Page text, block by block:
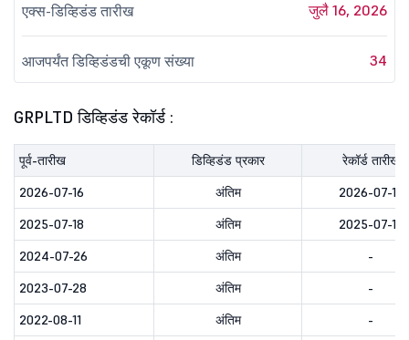
एक्स-डिव्हिडंड तारीख जुलै 16, 2026
आजपर्यंत डिव्हिडंडची एकूण संख्या 34
GRPLTD डिव्हिडंड रेकॉर्ड :
पूर्व-तारीख डिव्हिडंड प्रकार
रेकॉर्ड तारीख
2026-07-16
अंतिम
2026-07-16
2025-07-18
अंतिम
2025-07-18
2024-07-26
अंतिम
-
2023-07-28
अंतिम
-
2022-08-11
अंतिम
-